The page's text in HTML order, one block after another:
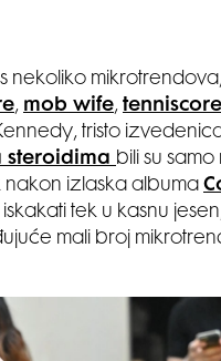
nekoliko
, mob wife, tenniscore
tristo izvedenica
steroidima bili su
izlaska albuma
tek u kasnu
mali broj